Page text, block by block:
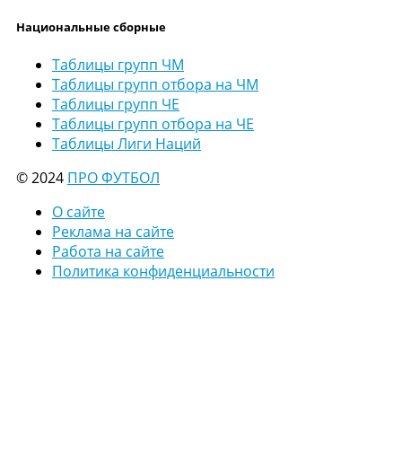
Национальные сборные
Таблицы групп ЧМ
Таблицы групп отбора на ЧМ
Таблицы групп ЧЕ
Таблицы групп отбора на ЧЕ
Таблицы Лиги Наций
© 2024 ПРО ФУТБОЛ
О сайте
Реклама на сайте
Работа на сайте
Политика конфиденциальности